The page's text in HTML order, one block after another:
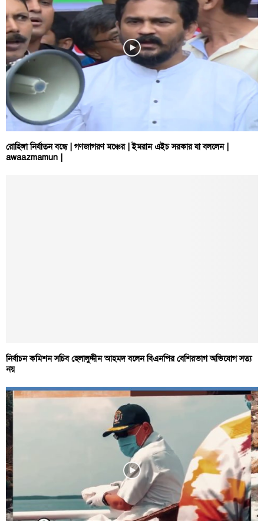
রোহিঙ্গা নির্যাতন বন্ধে | গণজাগরণ মঞ্চের | ইমরান এইচ সরকার যা বললেন |
awaazmamun |
নির্বাচন কমিশন সচিব হেলালুদ্দীন আহমদ বলেন বিএনপির বেশিরভাগ অভিযোগ সত্য
নয়